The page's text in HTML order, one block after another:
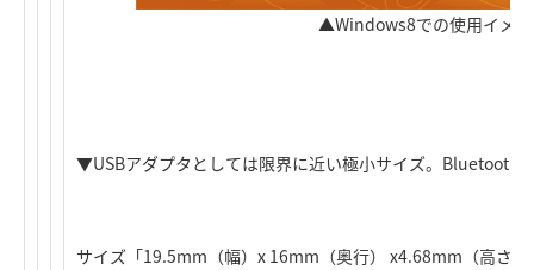
▲Windows8での使用イメ
▼USBアダプタとしては限界に近い極小サイズ。
サイズ「19.5mm（幅）x 16mm（奥行） x4.68mm（高さ